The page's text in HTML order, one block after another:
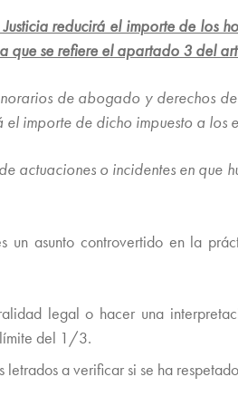
reducirá el importe de los
que se refiere el apartado 3 del
de abogado y derechos
importe de dicho impuesto a
actuaciones o incidentes en
asunto controvertido en la
legal o hacer una
límite del 1/3.
letrados a verificar si se ha